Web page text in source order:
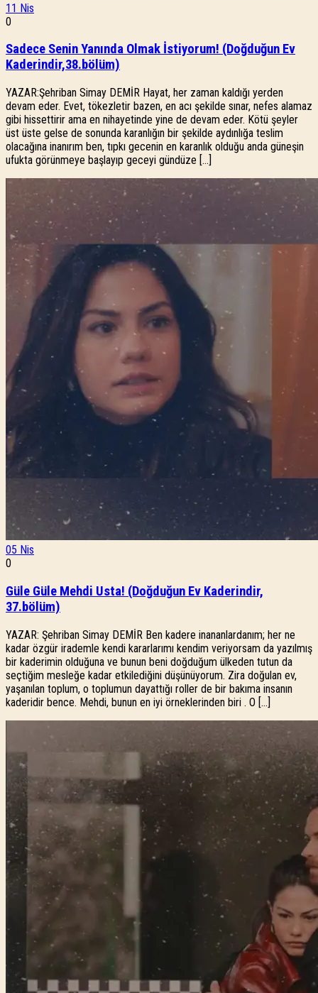
11 Nis
0
Sadece Senin Yanında Olmak İstiyorum! (Doğduğun Ev
Kaderindir,38.bölüm)
YAZAR:Şehriban Simay DEMİR Hayat, her zaman kaldığı yerden
devam eder. Evet, tökezletir bazen, en acı şekilde sınar, nefes alamaz
gibi hissettirir ama en nihayetinde yine de devam eder. Kötü şeyler
üst üste gelse de sonunda karanlığın bir şekilde aydınlığa teslim
olacağına inanırım ben, tıpkı gecenin en karanlık olduğu anda güneşin
ufukta görünmeye başlayıp geceyi gündüze […]
05 Nis
0
Güle Güle Mehdi Usta! (Doğduğun Ev Kaderindir,
37.bölüm)
YAZAR: Şehriban Simay DEMİR Ben kadere inananlardanım; her ne
kadar özgür irademle kendi kararlarımı kendim veriyorsam da yazılmış
bir kaderimin olduğuna ve bunun beni doğduğum ülkeden tutun da
seçtiğim mesleğe kadar etkilediğini düşünüyorum. Zira doğulan ev,
yaşanılan toplum, o toplumun dayattığı roller de bir bakıma insanın
kaderidir bence. Mehdi, bunun en iyi örneklerinden biri . O […]